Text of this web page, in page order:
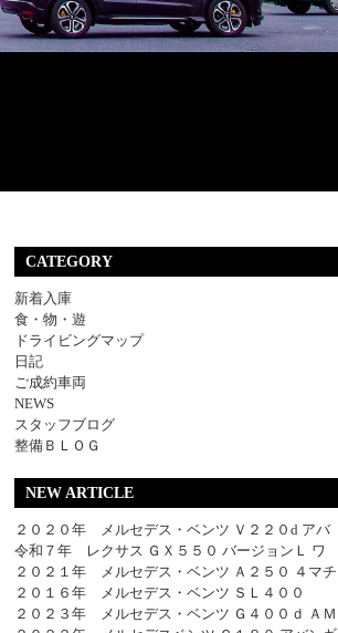
CATEGORY
新着入庫
食・物・遊
ドライビングマップ
日記
ご成約車両
NEWS
スタッフブログ
整備ＢＬＯＧ
NEW ARTICLE
２０２０年 メルセデス・ベンツ Ｖ２２０d アバ
令和７年 レクサス ＧＸ５５０ バージョンＬ ワ
２０２１年 メルセデス・ベンツ Ａ２５０ ４マチ
２０１６年 メルセデス・ベンツ ＳＬ４００
２０２３年 メルセデス・ベンツ Ｇ４００ｄ ＡＭ